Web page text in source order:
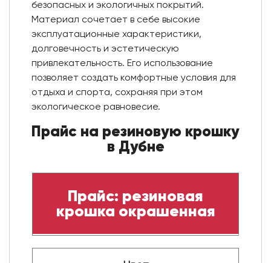
безопасных и экологичных покрытий.
Материал сочетает в себе высокие
эксплуатационные характеристики,
долговечность и эстетическую
привлекательность. Его использование
позволяет создать комфортные условия для
отдыха и спорта, сохраняя при этом
экологическое равновесие.
Прайс на резиновую крошку
в Дубне
Прайс: резиновая
крошка окрашенная